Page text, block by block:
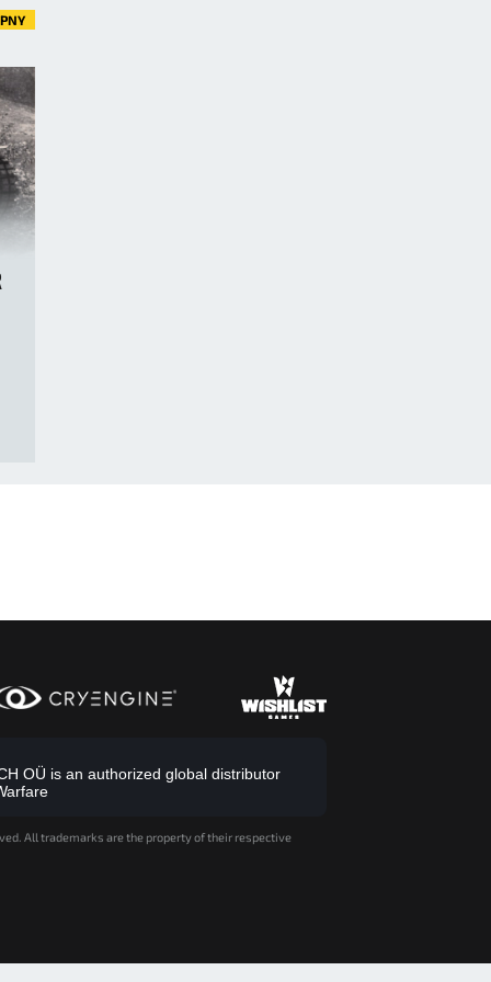
OÜ is an authorized global distributor
All trademarks are the property of their respective